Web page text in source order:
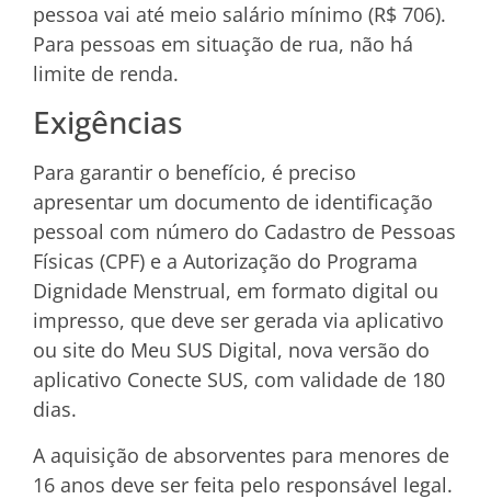
pessoa vai até meio salário mínimo (R$ 706).
Para pessoas em situação de rua, não há
limite de renda.
Exigências
Para garantir o benefício, é preciso
apresentar um documento de identificação
pessoal com número do Cadastro de Pessoas
Físicas (CPF) e a Autorização do Programa
Dignidade Menstrual, em formato digital ou
impresso, que deve ser gerada via aplicativo
ou site do Meu SUS Digital, nova versão do
aplicativo Conecte SUS, com validade de 180
dias.
A aquisição de absorventes para menores de
16 anos deve ser feita pelo responsável legal.